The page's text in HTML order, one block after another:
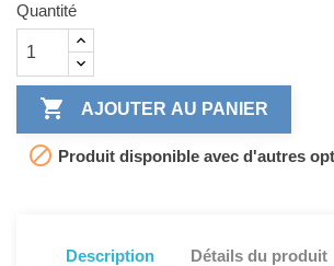
Quantité
 AJOUTER AU PANIER
 Produit disponible avec d'autres
Description Détails du produit